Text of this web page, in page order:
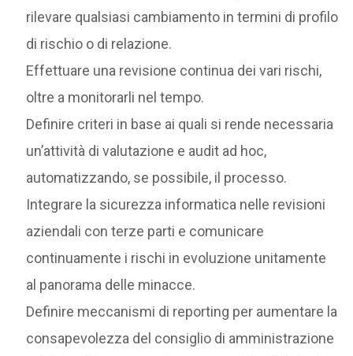
rilevare qualsiasi cambiamento in termini di profilo
di rischio o di relazione.
Effettuare una revisione continua dei vari rischi,
oltre a monitorarli nel tempo.
Definire criteri in base ai quali si rende necessaria
un’attività di valutazione e audit ad hoc,
automatizzando, se possibile, il processo.
Integrare la sicurezza informatica nelle revisioni
aziendali con terze parti e comunicare
continuamente i rischi in evoluzione unitamente
al panorama delle minacce.
Definire meccanismi di reporting per aumentare la
consapevolezza del consiglio di amministrazione